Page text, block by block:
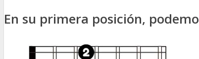
En su primera posición,